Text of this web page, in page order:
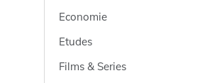
Economie
Etudes
Films & Series